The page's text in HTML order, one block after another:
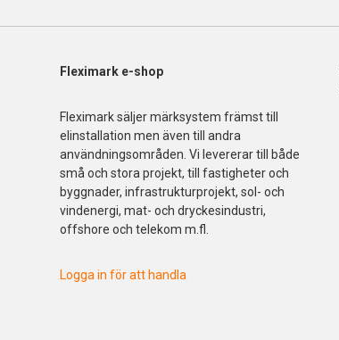
Fleximark e-shop
Fleximark säljer märksystem främst till
elinstallation men även till andra
användningsområden. Vi levererar till både
små och stora projekt, till fastigheter och
byggnader, infrastrukturprojekt, sol- och
vindenergi, mat- och dryckesindustri,
offshore och telekom m.fl.
Logga in för att handla